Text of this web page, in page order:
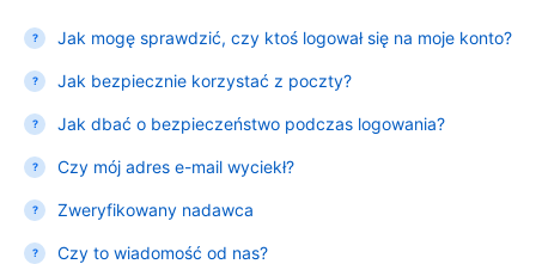
Jak mogę sprawdzić, czy ktoś logował się na moje konto?
Jak bezpiecznie korzystać z poczty?
Jak dbać o bezpieczeństwo podczas logowania?
Czy mój adres e-mail wyciekł?
Zweryfikowany nadawca
Czy to wiadomość od nas?